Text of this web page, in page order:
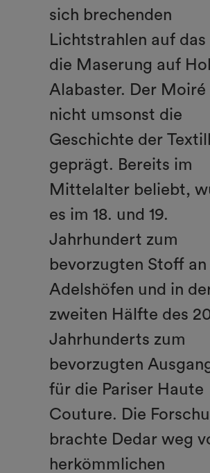
sich brechenden
Lichtstrahlen auf das
die Maserung auf
Alabaster. Der Moiré
nicht umsonst die
Geschichte der
geprägt. Bereits im
Mittelalter beliebt,
es im 18. und 19.
Jahrhundert zum
bevorzugten Stoff an
Adelshöfen und in
zweiten Hälfte des
Jahrhunderts zum
bevorzugten
für die Pariser Haute
Couture. Die
brachte Dedar weg
herkömmlichen